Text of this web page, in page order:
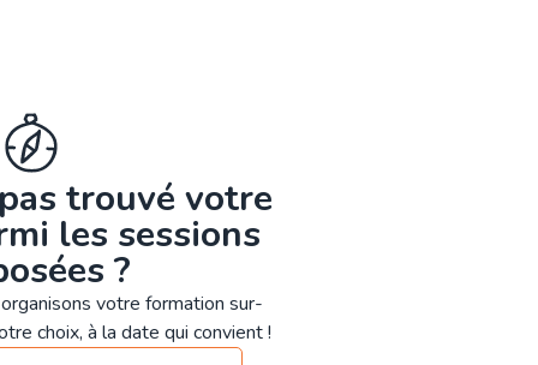
trouvé votre
les sessions
?
votre formation sur-
choix, à la date qui convient !